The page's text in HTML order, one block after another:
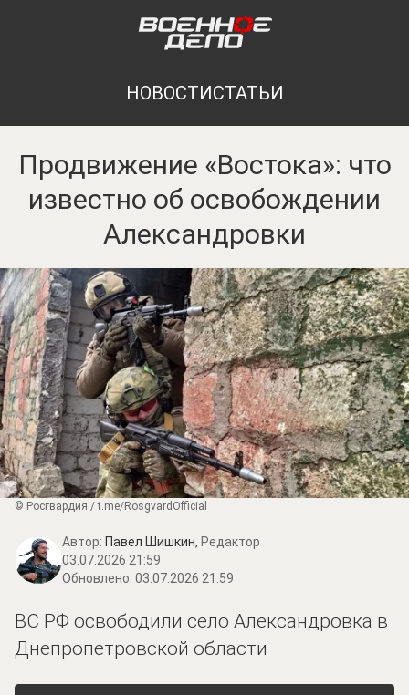
НОВОСТИСТАТЬИ
Продвижение «Востока»: что
известно об освобождении
Александровки
© Росгвардия / t.me/RosgvardOfficial
Автор: Павел Шишкин, Редактор
03.07.2026 21:59
Обновлено: 03.07.2026 21:59
ВС РФ освободили село Александровка в
Днепропетровской области